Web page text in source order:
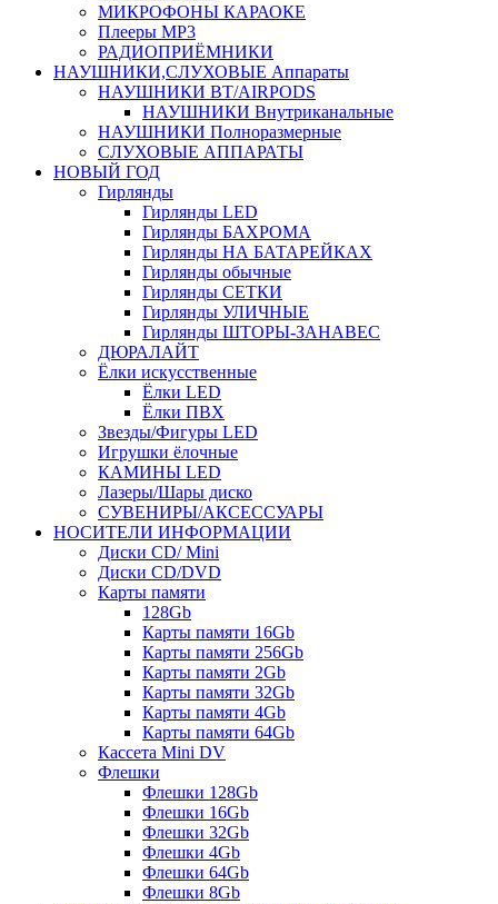
МИКРОФОНЫ КАРАОКЕ
Плееры MP3
РАДИОПРИЁМНИКИ
НАУШНИКИ,СЛУХОВЫЕ Аппараты
НАУШНИКИ BT/AIRPODS
НАУШНИКИ Внутриканальные
НАУШНИКИ Полноразмерные
СЛУХОВЫЕ АППАРАТЫ
НОВЫЙ ГОД
Гирлянды
Гирлянды LED
Гирлянды БАХРОМА
Гирлянды НА БАТАРЕЙКАХ
Гирлянды обычные
Гирлянды СЕТКИ
Гирлянды УЛИЧНЫЕ
Гирлянды ШТОРЫ-ЗАНАВЕС
ДЮРАЛАЙТ
Ёлки искусственные
Ёлки LED
Ёлки ПВХ
Звезды/Фигуры LED
Игрушки ёлочные
КАМИНЫ LED
Лазеры/Шары диско
СУВЕНИРЫ/АКСЕССУАРЫ
НОСИТЕЛИ ИНФОРМАЦИИ
Диски CD/ Mini
Диски CD/DVD
Карты памяти
128Gb
Карты памяти 16Gb
Карты памяти 256Gb
Карты памяти 2Gb
Карты памяти 32Gb
Карты памяти 4Gb
Карты памяти 64Gb
Кассета Mini DV
Флешки
Флешки 128Gb
Флешки 16Gb
Флешки 32Gb
Флешки 4Gb
Флешки 64Gb
Флешки 8Gb